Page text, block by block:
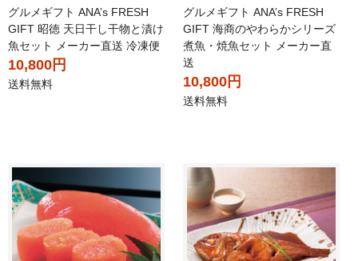
グルメギフト ANA’s FRESH
GIFT 昭徳 天日干し干物と漬け
魚セット メーカー直送 冷凍便
10,800円
送料無料
グルメギフト ANA’s FRESH
GIFT 海商のやわらかシリーズ
煮魚・焼魚セット メーカー直
送
10,800円
送料無料